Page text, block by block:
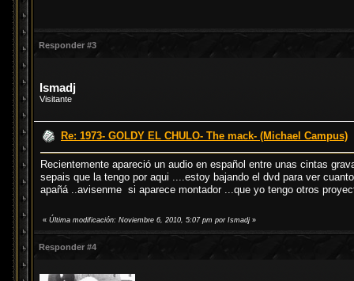
Responder #3
Ismadj
Visitante
Re: 1973- GOLDY EL CHULO- The mack- (Michael Campus)
Recientemente apareció un audio en español entre unas cintas
sepais que la tengo por aqui ....estoy bajando el dvd para ver
apañá ..avisenme si aparece montador ...que yo tengo otros
« Última modificación: Noviembre 6, 2010, 5:07 pm por Ismadj »
Responder #4